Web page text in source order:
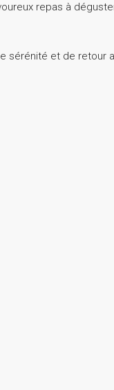
repas à
sérénité et de retour